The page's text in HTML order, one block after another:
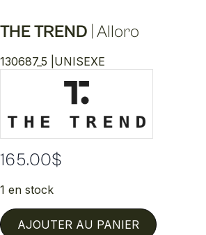
THE TREND Alloro
130687_5 | UNISEXE
165.00$
1 en stock
AJOUTER AU PANIER